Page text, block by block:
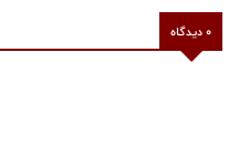
0 دیدگاه